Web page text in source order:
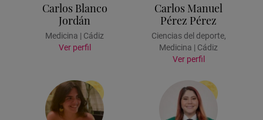
Carlos Blanco
Jordán
Medicina | Cádiz
Ver perfil
Carlos Manuel
Pérez Pérez
Ciencias del deporte,
Medicina | Cádiz
Ver perfil